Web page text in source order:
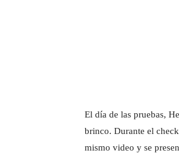
El día de las pruebas,
brinco. Durante el
mismo video y se